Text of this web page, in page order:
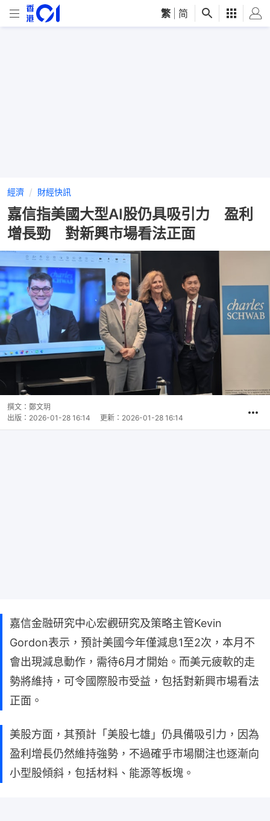
繁 简
經濟 財經快訊
嘉信指美國大型AI股仍具吸引力 盈利
增長勁 對新興市場看法正面
撰文： 鄭文玥
出版： 2026-01-28 16:14 更新： 2026-01-28 16:14
嘉信金融研究中心宏觀研究及策略主管Kevin
Gordon表示，預計美國今年僅減息1至2次，本月不
會出現減息動作，需待6月才開始。而美元疲軟的走
勢將維持，可令國際股市受益，包括對新興市場看法
正面。
美股方面，其預計「美股七雄」仍具備吸引力，因為
盈利增長仍然維持強勢，不過確乎市場關注也逐漸向
小型股傾斜，包括材料、能源等板塊。